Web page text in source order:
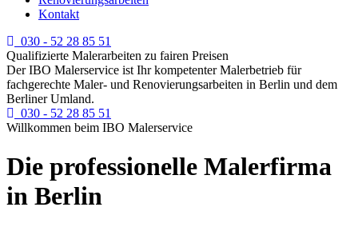
Kontakt
030 - 52 28 85 51
Qualifizierte Malerarbeiten zu fairen Preisen
Der IBO Malerservice ist Ihr kompetenter Malerbetrieb für
fachgerechte Maler- und Renovierungsarbeiten in Berlin und dem
Berliner Umland.
030 - 52 28 85 51
Willkommen beim IBO Malerservice
Die professionelle Malerfirma
in Berlin